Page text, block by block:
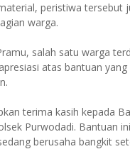
peristiwa tersebut
warga.
salah satu warga
atas bantuan
terima kasih kepada
Purwodadi. Bantuan
berusaha bangkit